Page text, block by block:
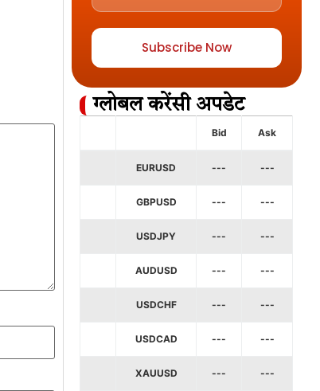
Subscribe Now
ग्लोबल करेंसी अपडेट
Bid Ask
EURUSD --- ---
GBPUSD --- ---
USDJPY --- ---
AUDUSD --- ---
USDCHF --- ---
USDCAD --- ---
XAUUSD --- ---